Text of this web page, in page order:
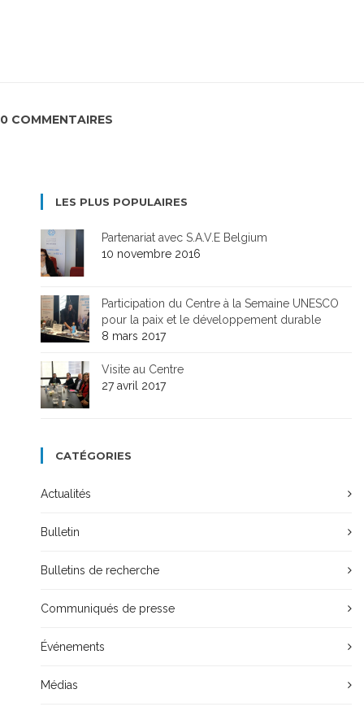
0 COMMENTAIRES
LES PLUS POPULAIRES
Partenariat avec S.A.V.E Belgium
10 novembre 2016
Participation du Centre à la Semaine UNESCO
pour la paix et le développement durable
8 mars 2017
Visite au Centre
27 avril 2017
CATÉGORIES
Actualités
Bulletin
Bulletins de recherche
Communiqués de presse
Événements
Médias